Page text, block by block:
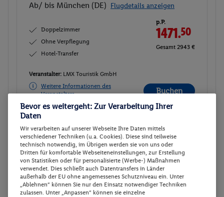
Ab/ bis München (DE) Flugdetails anzeigen
Doppelzimmer
Ohne Verpflegung
Hotel-Transfer
p.P.
1471.50
Gesamt 2943 €
Veranstalter: LMX Touristik GmbH
Weitere Informationen des
Veranstalters
Buchen
Buchen
Doppelzimmer
20.09. - 26.09.2026
Ab/ bis München (DE) Flugdetails anzeigen
Doppelzimmer
p.P.
1503.-
Bevor es weitergeht: Zur Verarbeitung Ihrer
Daten
Wir verarbeiten auf unserer Webseite Ihre Daten mittels
verschiedener Techniken (u.a. Cookies). Diese sind teilweise
technisch notwendig, im Übrigen werden sie von uns oder
Dritten für komfortable Webseiteneinstellungen, zur Erstellung
von Statistiken oder für personalisierte (Werbe-) Maßnahmen
verwendet. Dies schließt auch Datentransfers in Länder
außerhalb der EU ohne angemessenes Schutzniveau ein. Unter
„Ablehnen“ können Sie nur den Einsatz notwendiger Techniken
zulassen. Unter „Anpassen“ können sie einzelne